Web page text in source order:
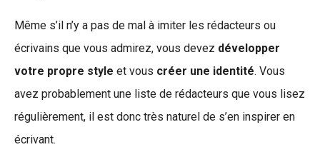
Même s’il n’y a pas de mal à imiter les rédacteurs ou
écrivains que vous admirez, vous devez développer
votre propre style et vous créer une identité. Vous
avez probablement une liste de rédacteurs que vous lisez
régulièrement, il est donc très naturel de s’en inspirer en
écrivant.